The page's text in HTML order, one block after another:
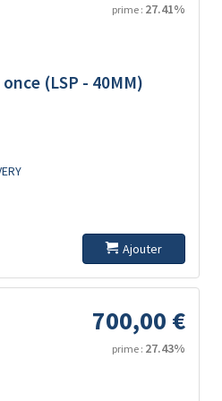
prime : 27.41%
(LSP - 40MM)
Ajouter
700,00 €
prime : 27.43%